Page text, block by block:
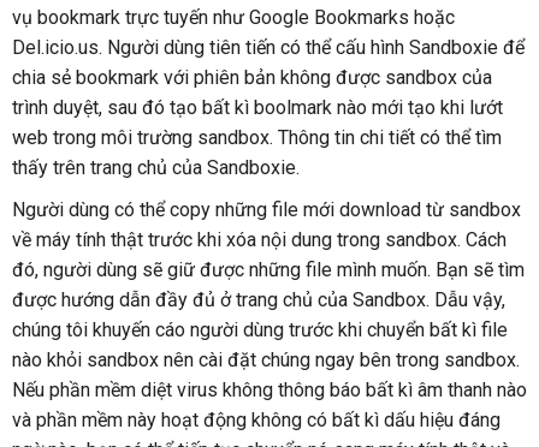
vụ bookmark trực tuyến như Google Bookmarks hoặc
Del.icio.us. Người dùng tiên tiến có thể cấu hình Sandboxie để
chia sẻ bookmark với phiên bản không được sandbox của
trình duyệt, sau đó tạo bất kì boolmark nào mới tạo khi lướt
web trong môi trường sandbox. Thông tin chi tiết có thể tìm
thấy trên trang chủ của Sandboxie.
Người dùng có thể copy những file mới download từ sandbox
về máy tính thật trước khi xóa nội dung trong sandbox. Cách
đó, người dùng sẽ giữ được những file mình muốn. Bạn sẽ tìm
được hướng dẫn đầy đủ ở trang chủ của Sandbox. Dẫu vậy,
chúng tôi khuyến cáo người dùng trước khi chuyển bất kì file
nào khỏi sandbox nên cài đặt chúng ngay bên trong sandbox.
Nếu phần mềm diệt virus không thông báo bất kì âm thanh nào
và phần mềm này hoạt động không có bất kì dấu hiệu đáng